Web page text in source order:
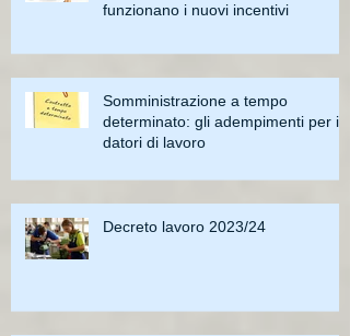
funzionano i nuovi incentivi
Somministrazione a tempo
determinato: gli adempimenti per i
datori di lavoro
Decreto lavoro 2023/24